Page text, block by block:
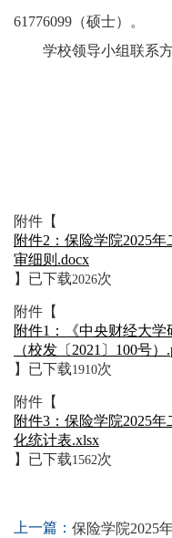
61776099（硕士）。
学校领导小组联系
附件【
附件2：保险学院2025
审细则.docx
】已下载2026次
附件【
附件1：《中央财经大学
（校发〔2021〕100号）
】已下载1910次
附件【
附件3：保险学院2025
化统计表.xlsx
】已下载1562次
上一篇： 保险学院2025